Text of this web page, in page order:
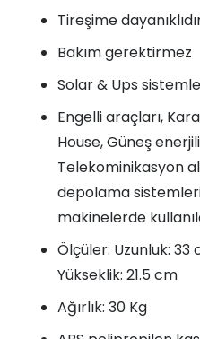
Tireşime
Bakım gerektirmez
Solar & Ups
Engelli araçları,
House, Güneş
Telekominikasyon
depolama
makinelerde
Ölçüler: Uzunluk: 33
Yükseklik: 21.5 cm
Ağırlık: 30 Kg